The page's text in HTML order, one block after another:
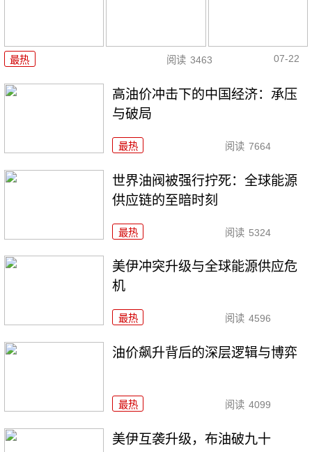
最热 阅读 3463 07-22
高油价冲击下的中国经济：承压
与破局
最热 阅读 7664
世界油阀被强行拧死：全球能源
供应链的至暗时刻
最热 阅读 5324
美伊冲突升级与全球能源供应危
机
最热 阅读 4596
油价飙升背后的深层逻辑与博弈
最热 阅读 4099
美伊互袭升级，布油破九十